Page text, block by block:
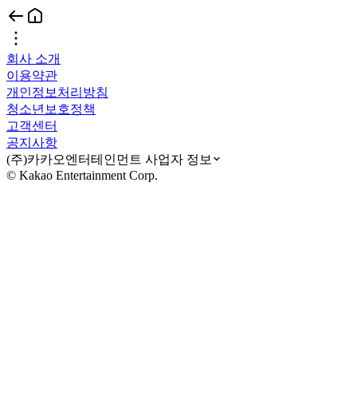
회사 소개
이용약관
개인정보처리방침
청소년보호정책
고객센터
공지사항
(주)카카오엔터테인먼트 사업자 정보
© Kakao Entertainment Corp.